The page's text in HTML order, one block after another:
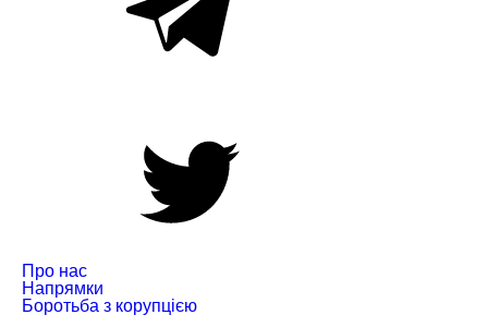
Про нас
Напрямки
Боротьба з корупцією